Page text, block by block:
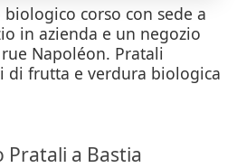
corso con sede a
in azienda e un negozio
Napoléon. Pratali
di frutta e verdura biologica
Pratali a Bastia